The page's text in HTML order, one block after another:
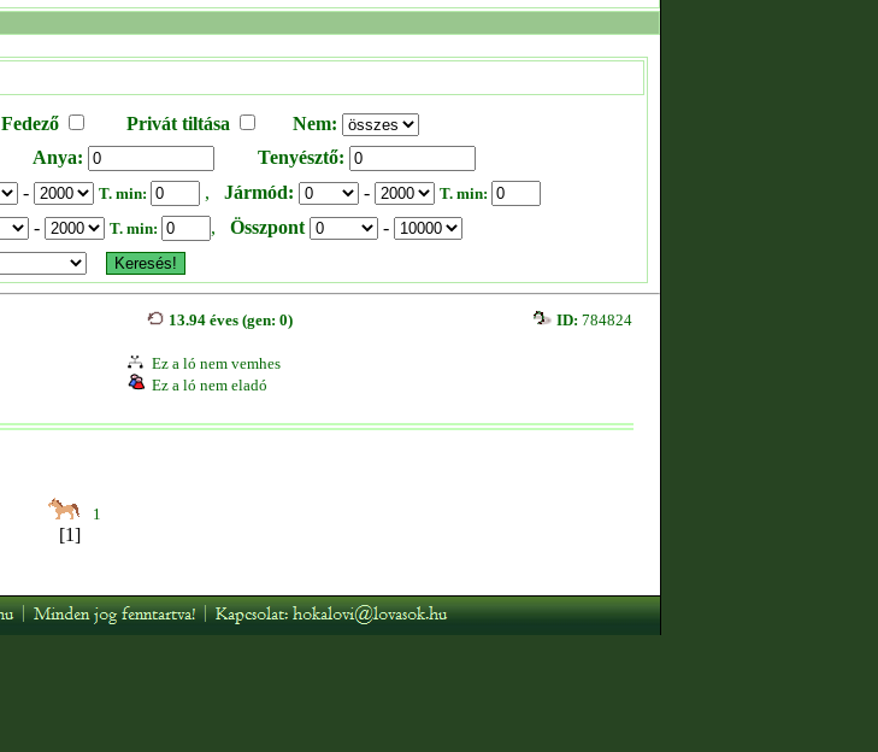
Fedező Privát tiltása
Nem:
Anya:
Tenyésztő:
- T. min: , Jármód: - T. min:
- T. min: , Összpont
-
13.94 éves (gen: 0) ID: 784824
Ez a ló nem vemhes
Ez a ló nem eladó
1
[1]